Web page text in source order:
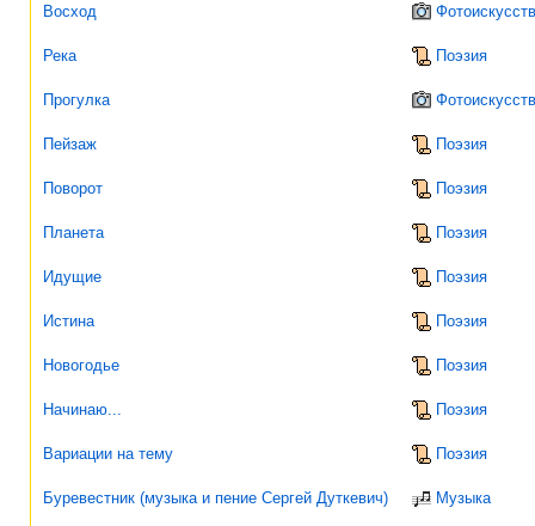
Восход
Река Поэзия
Прогулка
Пейзаж Поэзия
Поворот Поэзия
Планета Поэзия
Идущие Поэзия
Истина Поэзия
Новогодье Поэзия
Начинаю... Поэзия
Вариации на тему Поэзия
Буревестник (музыка и пение Сергей Дуткевич) Музыка